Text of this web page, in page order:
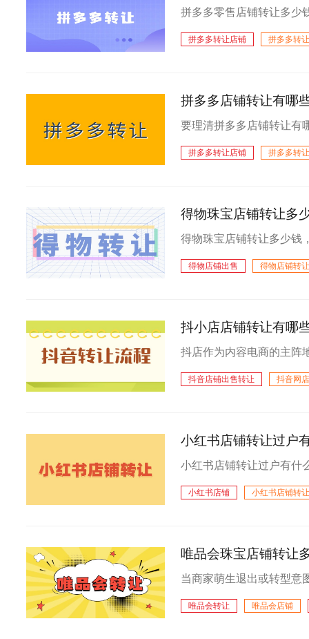
拼多多转让店铺 拼多多转
拼多多店铺转让有哪
拼多多转让店铺 拼多多转
得物珠宝店铺转让多
得物店铺出售 得物店铺转让
抖小店店铺转让有哪
抖音店铺出售转让 抖音网店
小红书店铺转让过户
小红书店铺 小红书店铺转让
唯品会珠宝店铺转让
唯品会转让 唯品会店铺